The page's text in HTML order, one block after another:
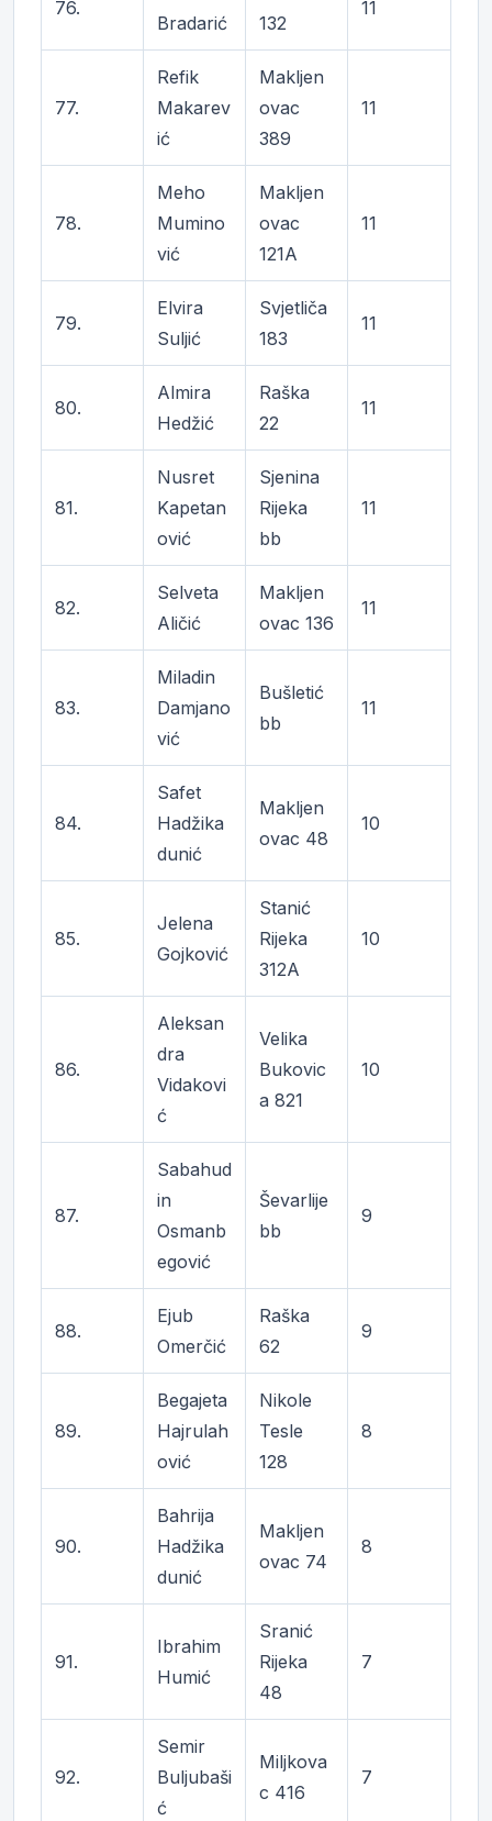
76.
Bradarić
132
11
77.
Refik
Makarev
ić
Makljen
ovac
389
11
78.
Meho
Mumino
vić
Makljen
ovac
121A
11
79.
Elvira
Suljić
Svjetliča
183
11
80.
Almira
Hedžić
Raška
22
11
81.
Nusret
Kapetan
ović
Sjenina
Rijeka
bb
11
82.
Selveta
Aličić
Makljen
ovac 136
11
83.
Miladin
Damjano
vić
Bušletić
bb
11
84.
Safet
Hadžika
dunić
Makljen
ovac 48
10
85.
Jelena
Gojković
Stanić
Rijeka
312A
10
86.
Aleksan
dra
Vidakovi
ć
Velika
Bukovic
a 821
10
87.
Sabahud
in
Osmanb
egović
Ševarlije
bb
9
88.
Ejub
Omerčić
Raška
62
9
89.
Begajeta
Hajrulah
ović
Nikole
Tesle
128
8
90.
Bahrija
Hadžika
dunić
Makljen
ovac 74
8
91.
Ibrahim
Humić
Sranić
Rijeka
48
7
92.
Semir
Buljubaši
ć
Miljkova
c 416
7